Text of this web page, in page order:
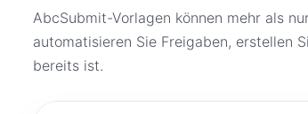
AbcSubmit-Vorlagen können mehr als
automatisieren Sie Freigaben, erstellen
bereits ist.